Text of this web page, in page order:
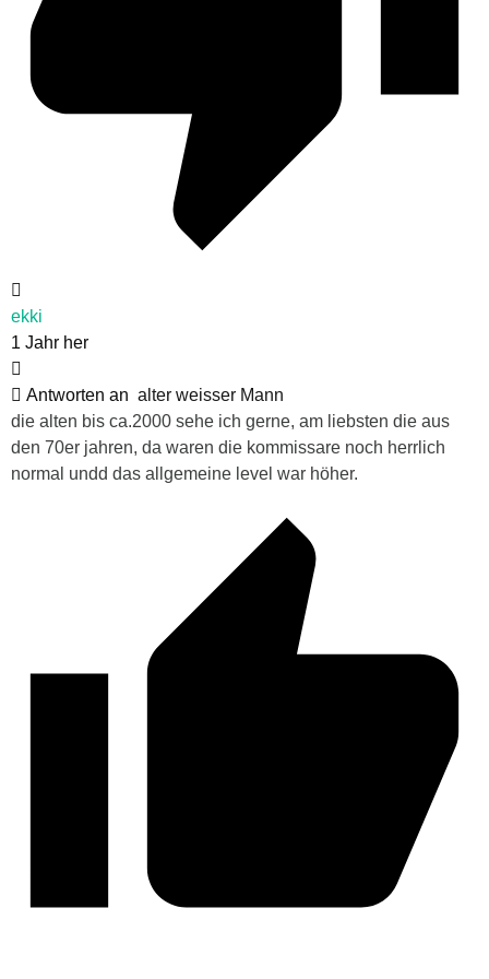
ekki
1 Jahr her
Antworten an alter weisser Mann
die alten bis ca.2000 sehe ich gerne, am liebsten die aus
den 70er jahren, da waren die kommissare noch herrlich
normal undd das allgemeine level war höher.